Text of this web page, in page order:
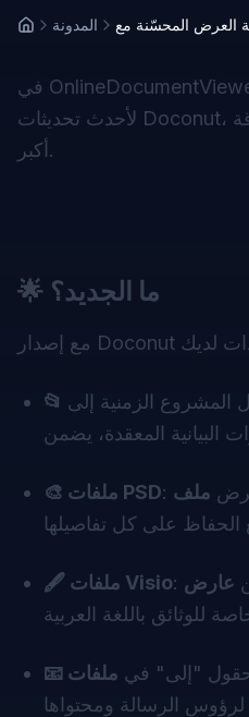
المدونة
في OnlineDocumentViewer.com، نحن ملتزمون بتقديم أكثر حلول عرض المستندات سلاسة وقوة لمستخدمينا. مع التكامل الأخير
لأحدث تحديثات Doconut، قمنا بتحسين قدرات منصتنا بشكل كبير، مما يتيح لك عرض مجموعة أوسع من أنواع الملفات بدقة وأناقة
أكبر.
🌟 ما الجديد؟
الزمنية إلى
🎨 ملفات PSD
🖋 ملفات Visio
"إلى" في